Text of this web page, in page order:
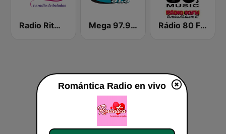
Radio Ritmo Romántica Mega 97.9 FM Rádio 80 FM - Anos 80
Romántica Radio en vivo